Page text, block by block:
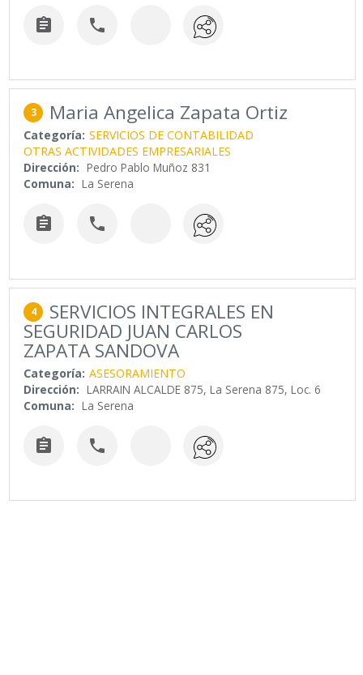
 
3 Maria Angelica Zapata Ortiz
Categoría: SERVICIOS DE CONTABILIDAD
OTRAS ACTIVIDADES EMPRESARIALES
Dirección: Pedro Pablo Muñoz 831
Comuna: La Serena
 
4 SERVICIOS INTEGRALES EN
SEGURIDAD JUAN CARLOS
ZAPATA SANDOVA
Categoría: ASESORAMIENTO
Dirección: LARRAIN ALCALDE 875, La Serena 875, Loc. 6
Comuna: La Serena
 